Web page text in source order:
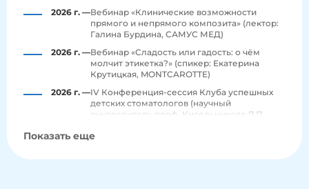
2026 г. —Вебинар «Клинические возможности
прямого и непрямого композита» (лектор:
Галина Бурдина, САМУС МЕД)
2026 г. —Вебинар «Сладость или гадость: о чём
молчит этикетка?» (спикер: Екатерина
Крутицкая, MONTCAROTTE)
2026 г. —IV Конференция-сессия Клуба успешных
детских стоматологов (научный
руководитель проф. Кисельникова Л.П.,
2026 г. —
Показать еще